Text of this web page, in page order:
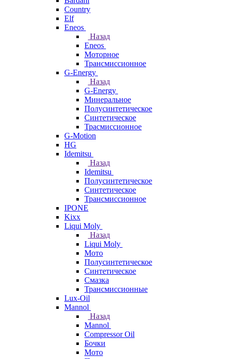
Country
Elf
Eneos
Назад
Eneos
Моторное
Трансмиссионное
G-Energy
Назад
G-Energy
Минеральное
Полусинтетическое
Синтетическое
Трасмиссионное
G-Motion
HG
Idemitsu
Назад
Idemitsu
Полусинтетическое
Синтетическое
Трансмиссионное
IPONE
Kixx
Liqui Moly
Назад
Liqui Moly
Мото
Полусинтетическое
Синтетическое
Смазка
Трансмиссионные
Lux-Oil
Mannol
Назад
Mannol
Compressor Oil
Бочки
Мото